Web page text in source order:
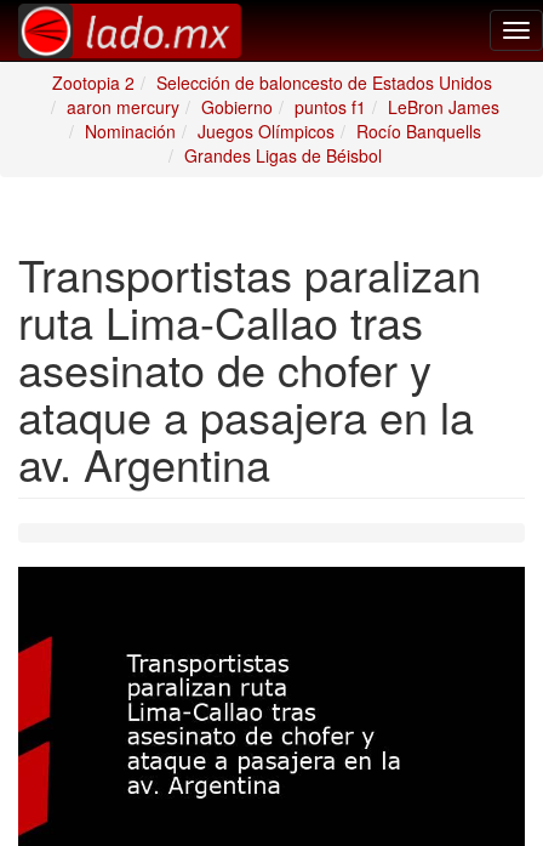
Zootopia 2
Selección de baloncesto de Estados Unidos
aaron mercury
Gobierno puntos f1
LeBron James
Nominación
Juegos Olímpicos
Rocío Banquells
Grandes Ligas de Béisbol
Transportistas paralizan
ruta Lima-Callao tras
asesinato de chofer y
ataque a pasajera en la
av. Argentina